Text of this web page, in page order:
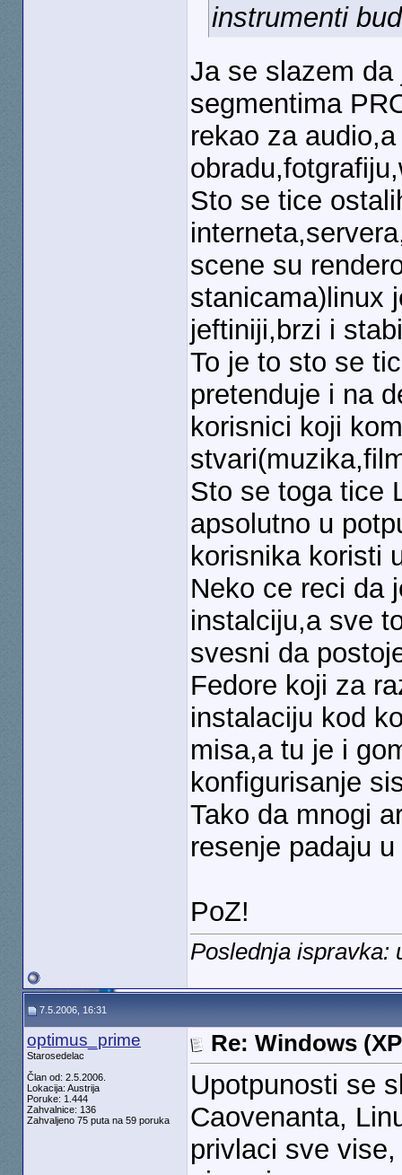
instrumenti
Ja se slazem
segmentima
rekao za
Sto se tice
scene su
stanicama)linux
jeftiniji,brzi i
To je to sto se
pretenduje i na
korisnici koji
Sto se toga tice
apsolutno u
korisnika koristi
Neko ce reci da
instalciju,a sve
svesni da
Fedore koji za
instalaciju kod
misa,a tu je i
konfigurisanje
Tako da mnogi
resenje padaju
PoZ!
Poslednja ispravka:
7.5.2006, 16:31
optimus_prime
Starosedelac
Član od: 2.5.2006.
Lokacija: Austrija
Poruke: 1.444
Zahvalnice: 136
Zahvaljeno 75 puta na 59 poruka
Re: Windows
Upotpunosti se
Caovenanta,
privlaci sve